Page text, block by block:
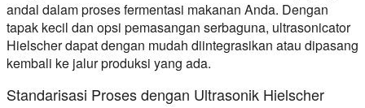
andal dalam proses fermentasi makanan Anda. Dengan
tapak kecil dan opsi pemasangan serbaguna, ultrasonicator
Hielscher dapat dengan mudah diintegrasikan atau dipasang
kembali ke jalur produksi yang ada.
Standarisasi Proses dengan Ultrasonik Hielscher